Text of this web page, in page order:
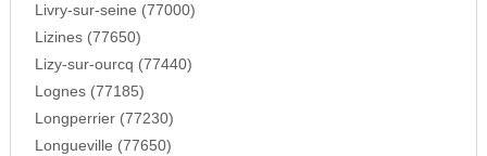
Livry-sur-seine (77000)
Lizines (77650)
Lizy-sur-ourcq (77440)
Lognes (77185)
Longperrier (77230)
Longueville (77650)